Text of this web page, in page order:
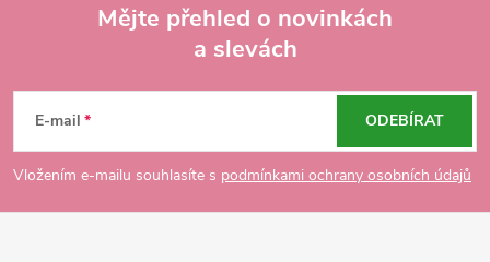
p
a
Mějte přehled o novinkách
a slevách
E-mail
Vložením e-mailu souhlasíte s podmínkami ochrany osobních údajů
ODEBÍRAT